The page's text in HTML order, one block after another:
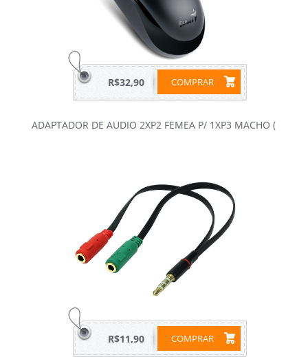
COMPRAR
R$32,90
ADAPTADOR DE AUDIO 2XP2 FEMEA P/ 1XP3 MACHO (
COMPRAR
R$11,90